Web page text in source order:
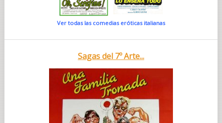
Ver todas las comedias eróticas italianas
Sagas del 7º Arte...